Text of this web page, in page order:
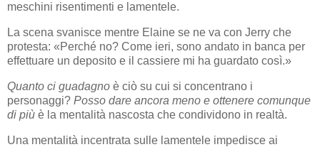
meschini risentimenti e lamentele.
La scena svanisce mentre Elaine se ne va con Jerry che
protesta: «Perché no? Come ieri, sono andato in banca per
effettuare un deposito e il cassiere mi ha guardato così.»
Quanto ci guadagno è ciò su cui si concentrano i
personaggi? Posso dare ancora meno e ottenere comunque
di più è la mentalità nascosta che condividono in realtà.
Una mentalità incentrata sulle lamentele impedisce ai